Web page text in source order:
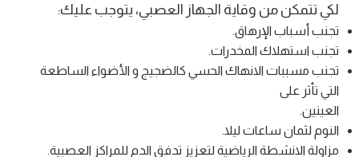
لكي تتمكن من وقاية الجهاز العصبي، يتوجب عليك:
تجنب أسباب الإرهاق.
تجنب استهلاك المخدرات.
تجنب مسببات الانهاك الحسي كالضجيج و الأضواء الساطعة
التي تأثر على
العينين.
النوم لثمان ساعات ليلا.
مزاولة الانشطة الرياضية لتعزيز تدفق الدم للمراكز العصبية.